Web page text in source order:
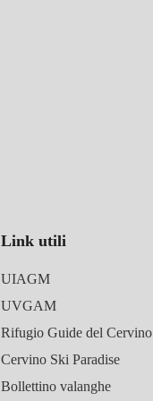
Link utili
UIAGM
UVGAM
Rifugio Guide del Cervino
Cervino Ski Paradise
Bollettino valanghe